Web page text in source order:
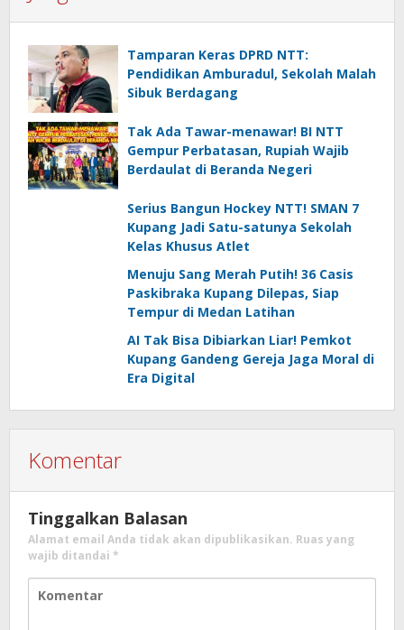
Tamparan Keras DPRD NTT:
Pendidikan Amburadul, Sekolah Malah
Sibuk Berdagang
Tak Ada Tawar-menawar! BI NTT
Gempur Perbatasan, Rupiah Wajib
Berdaulat di Beranda Negeri
Serius Bangun Hockey NTT! SMAN 7
Kupang Jadi Satu-satunya Sekolah
Kelas Khusus Atlet
Menuju Sang Merah Putih! 36 Casis
Paskibraka Kupang Dilepas, Siap
Tempur di Medan Latihan
AI Tak Bisa Dibiarkan Liar! Pemkot
Kupang Gandeng Gereja Jaga Moral di
Era Digital
Komentar
Tinggalkan Balasan
Alamat email Anda tidak akan dipublikasikan. Ruas yang
wajib ditandai *